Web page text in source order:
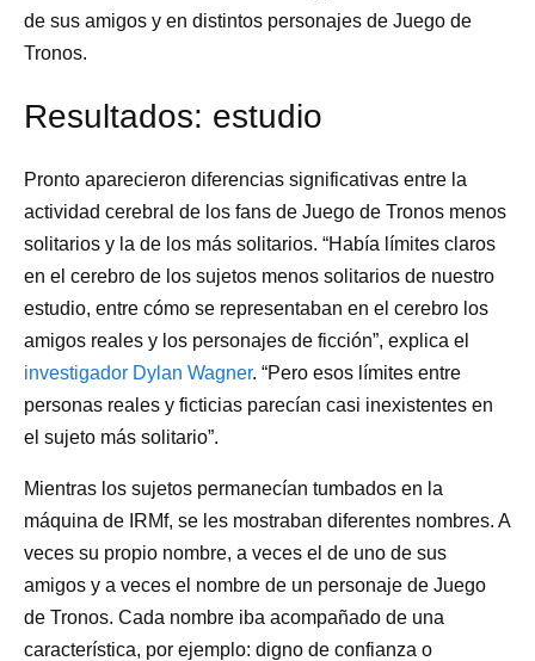
de sus amigos y en distintos personajes de Juego de
Tronos.
Resultados: estudio
Pronto aparecieron diferencias significativas entre la
actividad cerebral de los fans de Juego de Tronos menos
solitarios y la de los más solitarios. “Había límites claros
en el cerebro de los sujetos menos solitarios de nuestro
estudio, entre cómo se representaban en el cerebro los
amigos reales y los personajes de ficción”, explica el
investigador Dylan Wagner. “Pero esos límites entre
personas reales y ficticias parecían casi inexistentes en
el sujeto más solitario”.
Mientras los sujetos permanecían tumbados en la
máquina de IRMf, se les mostraban diferentes nombres. A
veces su propio nombre, a veces el de uno de sus
amigos y a veces el nombre de un personaje de Juego
de Tronos. Cada nombre iba acompañado de una
característica, por ejemplo: digno de confianza o